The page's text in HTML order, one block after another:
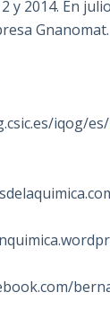
y 2014. En
Gnanomat.
iqog/